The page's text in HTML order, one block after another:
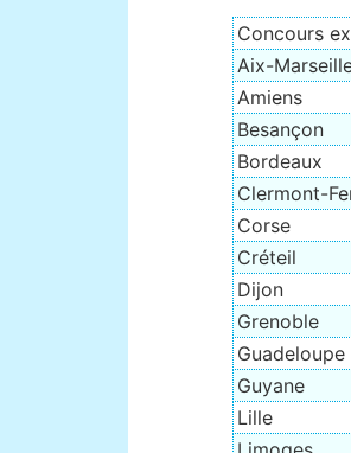
Concours
Aix-
Amiens
Besançon
Bordeaux
Clermont-
Corse
Créteil
Dijon
Grenoble
Guadeloupe
Guyane
Lille